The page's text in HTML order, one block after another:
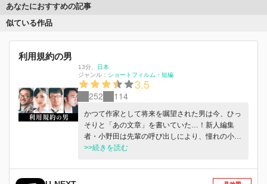
あなたにおすすめの記事
似ている作品
利用規約の男
13分
日本
ジャンル： ショートフィルム・短編
3.5
252 114
かつて作家として将来を嘱望された男は今、ひっ
そりと「あの文章」を書いていた…！新人編集
者・小野田は先輩の呼び出しにより、憧れの小説
家・星の自宅を訪ねることになった。だが、そこ
波に翻弄され、己のピークもとうに過ぎ、それで
も書くことを諦めない男の行く末を描いた短編コ
>>続きを読む